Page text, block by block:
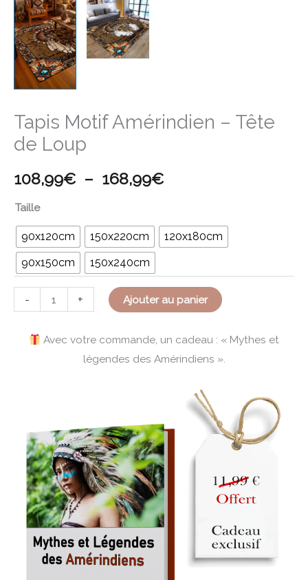
Tapis Motif Amérindien – Tête
de Loup
108,99€ – 168,99€
Taille
90x120cm 150x220cm
120x180cm
90x150cm
150x240cm
- + Ajouter au panier
Avec votre commande, un cadeau : « Mythes et
légendes des Amérindiens ».